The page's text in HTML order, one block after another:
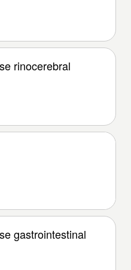
rinocerebral
gastrointestinal